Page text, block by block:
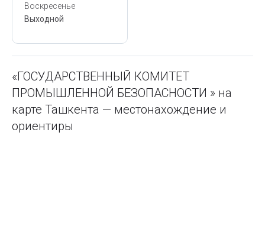
Воскресенье
Выходной
«ГОСУДАРСТВЕННЫЙ КОМИТЕТ
ПРОМЫШЛЕННОЙ БЕЗОПАСНОСТИ » на
карте Ташкента — местонахождение и
ориентиры